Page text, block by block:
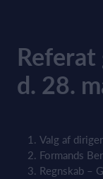
d. 28.
Valg af
Formands
Regnskab –